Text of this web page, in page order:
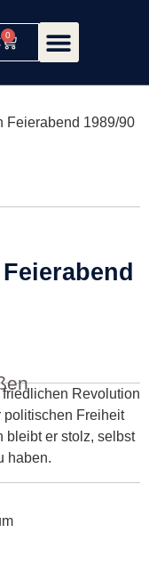
0
Feierabend 1989/90
Revolution
politischen Freiheit
bleibt er stolz, selbst
haben.